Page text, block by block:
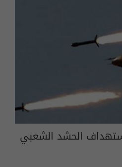
الحشد الشعبي